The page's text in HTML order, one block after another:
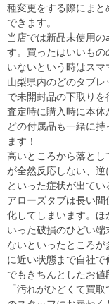
種変更をする際にまと
できます。
当店では新品未使用
す。買ったはいいも
いないという時はスマ
山梨県内のどのタブ
で未開封品の下取りを
査定時に購入時に本
どの付属品も一緒に
ます！
高いところから落と
が全然反応しない、
といった症状が出てい
アローズタブは長い
化してしまいます。ほ
いった破損のひどい
ないといったところ
に近い状態まで自社
でもきちんとしたお値
「汚れがひどくて買